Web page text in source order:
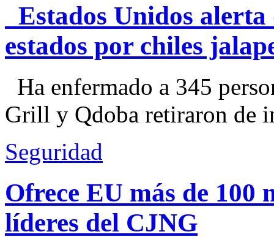
Estados Unidos alerta
estados por chiles
Ha enfermado a 345
Grill y Qdoba retiraron de
Seguridad
Ofrece EU más de 100
líderes del CJNG